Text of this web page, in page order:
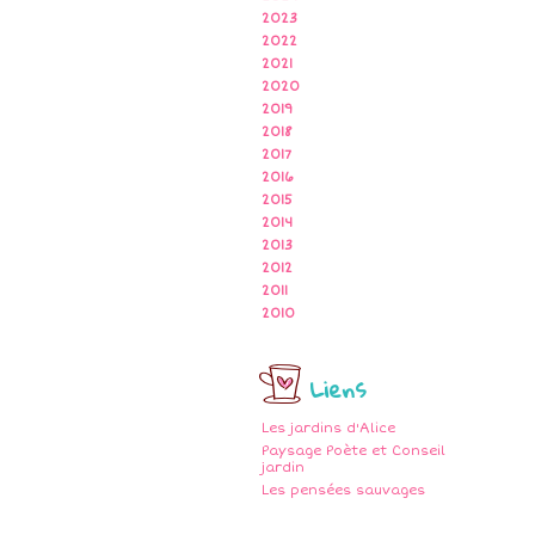
2023
2022
2021
2020
2019
2018
2017
2016
2015
2014
2013
2012
2011
2010
Liens
Les jardins d'Alice
Paysage Poète et Conseil
jardin
Les pensées sauvages